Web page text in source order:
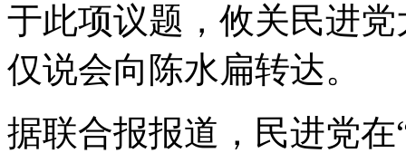
于此项议题，攸关民进
仅说会向陈水扁转达。
据联合报报道，民进党